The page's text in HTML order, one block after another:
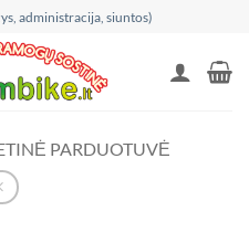
administracija, siuntos)
PARDUOTUVĖ